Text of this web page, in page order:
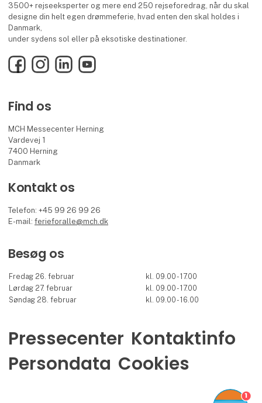
3500+ rejseeksperter og mere end 250 rejseforedrag, når du skal
designe din helt egen drømmeferie, hvad enten den skal holdes i
Danmark,
under sydens sol eller på eksotiske destinationer.
FacebookInstagramLinkedInYouTube
Find os
MCH Messecenter Herning
Vardevej 1
7400 Herning
Danmark
Kontakt os
Telefon: +45 99 26 99 26
E-mail:ferieforalle@mch.dk
Besøg os
Fredag 26. februar
kl. 09.00 - 17.00
Lørdag 27. februar
kl. 09.00 - 17.00
Søndag 28. februar
kl. 09.00 - 16.00
Pressecenter Kontaktinfo
Persondata Cookies
1